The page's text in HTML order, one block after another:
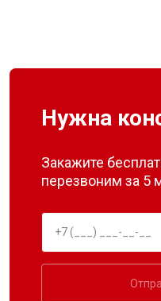
Нужна
Закажите
перезвоним за 5